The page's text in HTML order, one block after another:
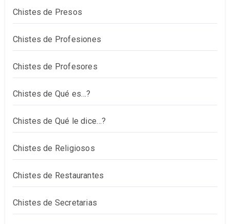
Chistes de Presos
Chistes de Profesiones
Chistes de Profesores
Chistes de Qué es…?
Chistes de Qué le dice…?
Chistes de Religiosos
Chistes de Restaurantes
Chistes de Secretarias